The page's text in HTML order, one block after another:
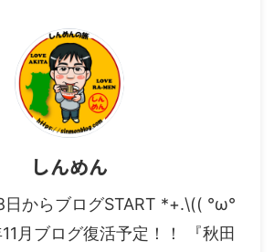
しんめん
日からブログSTART *+.\(( °ω°
月ブログ復活予定！！ 『秋田